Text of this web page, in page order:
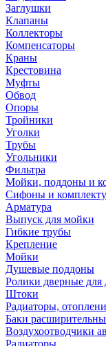
Заглушки
Клапаны
Коллекторы
Компенсаторы
Краны
Крестовина
Муфты
Обвод
Опоры
Тройники
Уголки
Трубы
Угольники
Фильтра
Мойки, поддоны и
Сифоны и
Арматура
Выпуск для мойки
Гибкие трубы
Крепление
Мойки
Душевые поддоны
Ролики дверные
Штоки
Радиаторы,
Баки
Воздухоотводчики
Радиаторы